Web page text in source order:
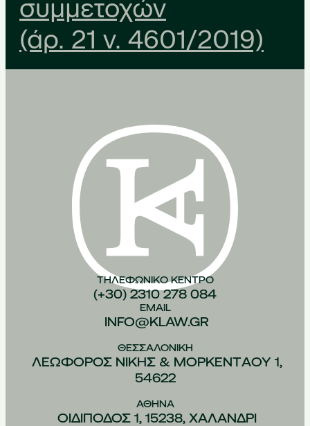
συμμετοχών
(άρ. 21 ν. 4601/2019)
ΤΗΛΕΦΩΝΙΚO ΚEΝΤΡΟ
(+30) 2310 278 084
EMAIL
INFO@KLAW.GR
ΘΕΣΣΑΛΟΝIΚΗ
ΛΕΩΦOΡΟΣ ΝIΚΗΣ & ΜΟΡΚΕΝΤAΟΥ 1,
54622
ΑΘHΝΑ
ΟΙΔIΠΟΔΟΣ 1, 15238, ΧΑΛAΝΔΡΙ